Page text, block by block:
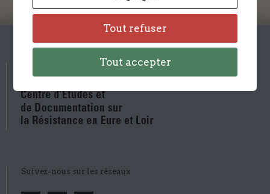
Suivez-nous sur les réseaux
Tout refuser
Tout accepter